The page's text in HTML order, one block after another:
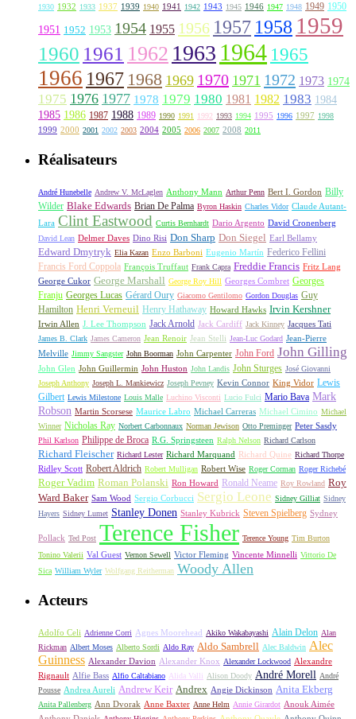
1930 1932 1933 1937 1939 1940 1941 1942 1943 1945 1946 1947 1948 1949 1950
1951 1952 1953 1954 1955 1956 1957 1958 1959
1960 1961 1962 1963 1964 1965
1966 1967 1968 1969 1970 1971 1972 1973 1974
1975 1976 1977 1978 1979 1980 1981 1982 1983 1984
1985 1986 1987 1988 1989 1990 1991 1992 1993 1994 1995 1996 1997 1998
1999 2000 2001 2002 2003 2004 2005 2006 2007 2008 2011
Réalisateurs
André Hunebelle Andrew V. McLaglen Anthony Mann Arthur Penn Bert I. Gordon Billy
Wilder Blake Edwards Brian De Palma Byron Haskin Charles Vidor Claude Autant-
Lara Clint Eastwood Curtis Bernhardt Dario Argento David Cronenberg
David Lean Delmer Daves Dino Risi Don Sharp Don Siegel Earl Bellamy
Edward Dmytryk Elia Kazan Enzo Barboni Eugenio Martín Federico Fellini
Francis Ford Coppola François Truffaut Frank Capra Freddie Francis Fritz Lang
George Cukor George Marshall George Roy Hill Georges Combret Georges
Franju Georges Lucas Gérard Oury Giacomo Gentilomo Gordon Douglas Guy
Hamilton Henri Verneuil Henry Hathaway Howard Hawks Irvin Kershner
Irwin Allen J. Lee Thompson Jack Arnold Jack Cardiff Jack Kinney Jacques Tati
James B. Clark James Cameron Jean Renoir Jean Stelli Jean-Luc Godard Jean-Pierre
Melville Jimmy Sangster John Boorman John Carpenter John Ford John Gilling
John Glen John Guillermin John Huston John Landis John Sturges José Giovanni
Joseph Anthony Joseph L. Mankiewicz Joseph Pevney Kevin Connor King Vidor Lewis
Gilbert Lewis Milestone Louis Malle Luchino Visconti Lucio Fulci Mario Bava Mark
Robson Martin Scorsese Maurice Labro Michael Carreras Michael Cimino Michael
Winner Nicholas Ray Norbert Carbonnaux Norman Jewison Otto Preminger Peter Sasdy
Phil Karlson Philippe de Broca R.G. Springsteen Ralph Nelson Richard Carlson
Richard Fleischer Richard Lester Richard Marquand Richard Quine Richard Thorpe
Ridley Scott Robert Aldrich Robert Mulligan Robert Wise Roger Corman Roger Richebé
Roger Vadim Roman Polanski Ron Howard Ronald Neame Roy Rowland Roy
Ward Baker Sam Wood Sergio Corbucci Sergio Leone Sidney Gilliat Sidney
Hayers Sidney Lumet Stanley Donen Stanley Kubrick Steven Spielberg Sydney
Pollack Ted Post Terence Fisher Terence Young Tim Burton
Tonino Valerii Val Guest Vernon Sewell Victor Fleming Vincente Minnelli Vittorio De
Sica William Wyler Wolfgang Reitherman Woody Allen
Acteurs
Adolfo Celi Adrienne Corri Agnes Moorehead Akiko Wakabayashi Alain Delon Alan
Rickman Albert Moses Alberto Sordi Aldo Ray Aldo Sambrell Alec Baldwin Alec
Guinness Alexander Davion Alexander Knox Alexander Lockwood Alexandre
Rignault Alfie Bass Alfio Caltabiano Alida Valli Alison Doody André Morell André
Pousse Andrea Aureli Andrew Keir Andrex Angie Dickinson Anita Ekberg
Anita Pallenberg Ann Dvorak Anne Baxter Anne Helm Annie Girardot Anouk Aimée